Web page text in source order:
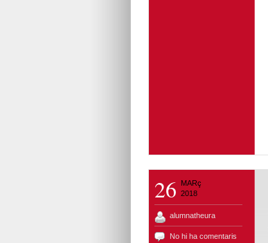
26
MARç
2018
alumnatheura
No hi ha comentaris